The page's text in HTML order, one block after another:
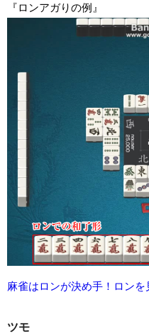
『ロンアガりの例』
麻雀はロンが決め手！ロンを
ツモ